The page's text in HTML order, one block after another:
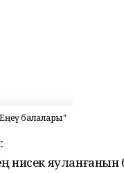
балалары"
нисек